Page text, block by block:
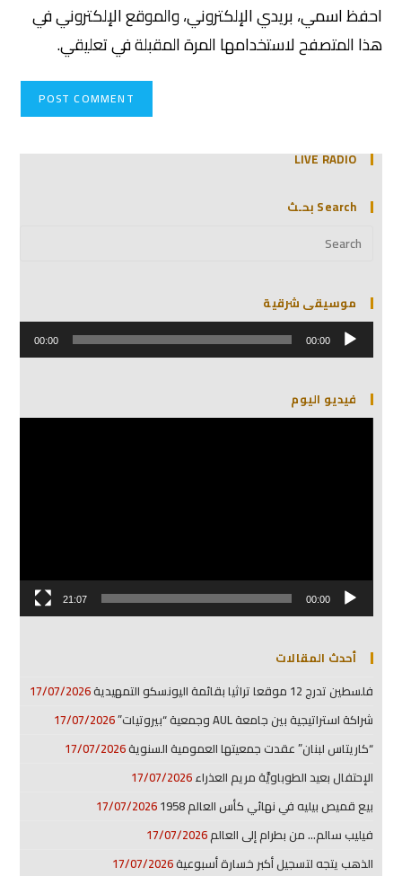
احفظ اسمي، بريدي الإلكتروني، والموقع الإلكتروني في
هذا المتصفح لاستخدامها المرة المقبلة في تعليقي.
LIVE RADIO
Search بحـث
موسيقى شرقية
مشغل
الصوت 00:00
00:00
فيديو اليوم
مشغل
00:00
21:07
أحدث المقالات
فلسطين تدرج 12 موقعا تراثيا بقائمة اليونسكو التمهيدية
17/07/2026
شراكة استراتيجية بين جامعة AUL وجمعية “بيروتيات”
17/07/2026
“كاريتاس لبنان” عقدت جمعيتها العمومية السنوية17/07/2026
الإحتفال بعيد الطوباويَّة مريم العذراء17/07/2026
بيع قميص بيليه في نهائي كأس العالم 1958
17/07/2026
فيليب سالم… من بطرام إلى العالم17/07/2026
الذهب يتجه لتسجيل أكبر خسارة أسبوعية17/07/2026